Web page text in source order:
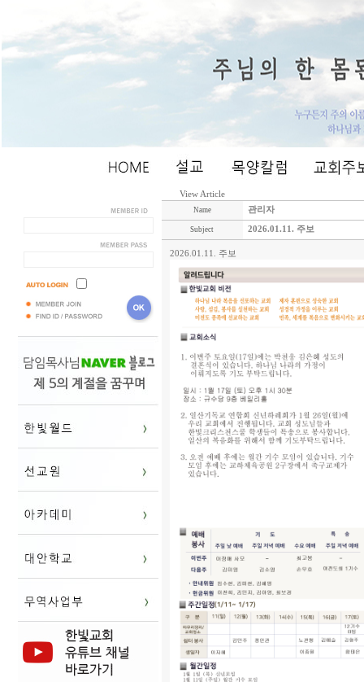
View Article
Name 관리자
Subject 2026.01.11. 주보
2026.01.11. 주보